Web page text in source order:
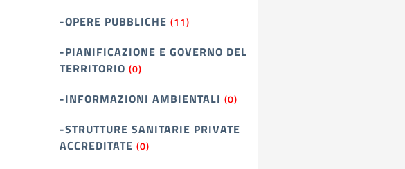
-OPERE PUBBLICHE (11)
-PIANIFICAZIONE E GOVERNO DEL
TERRITORIO (0)
-INFORMAZIONI AMBIENTALI (0)
-STRUTTURE SANITARIE PRIVATE
ACCREDITATE (0)